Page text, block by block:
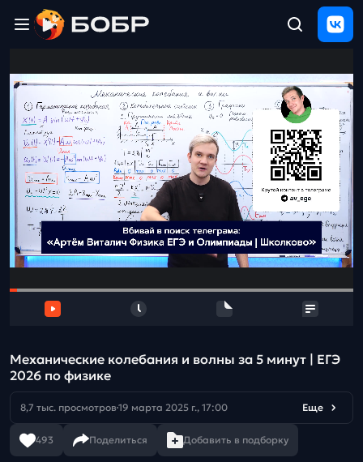
ЩЕЛЧОК
2026
Полезные
материалы
Проверка
сочинений
поддержка
и
Механические колебания и волны за 5 минут | ЕГЭ
2026 по физике
8,7 тыс. просмотров 19 марта 2025 г., 17:00 Еще
493 Поделиться Добавить в подборку